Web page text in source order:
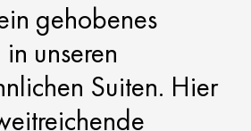
gehobenes
unseren
Suiten. Hier